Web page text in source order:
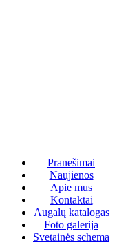
Pranešimai
Naujienos
Apie mus
Kontaktai
Augalų katalogas
Foto galerija
Svetainės schema